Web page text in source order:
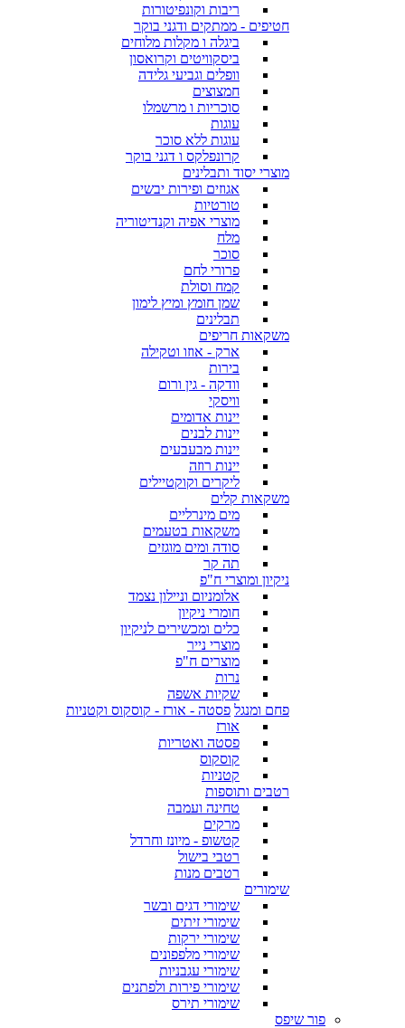
ריבות וקונפיטורות
חטיפים - ממתקים ודגני בוקר
ביגלה ו מקלות מלוחים
ביסקוויטים וקרואסון
וופלים וגביעי גלידה
חמצוצים
סוכריות ו מרשמלו
עוגות
עוגות ללא סוכר
קרונפלקס ו דגני בוקר
מוצרי יסוד ותבלינים
אגוזים ופירות יבשים
טורטיות
מוצרי אפיה וקנדיטוריה
מלח
סוכר
פרורי לחם
קמח וסולת
שמן חומץ ומיץ לימון
תבלינים
משקאות חריפים
ארק - אוזו וטקילה
בירות
וודקה - גין ורום
וויסקי
יינות אדומים
יינות לבנים
יינות מבעבעים
יינות רוזה
ליקרים וקוקטיילים
משקאות קלים
מים מינרליים
משקאות בטעמים
סודה ומים מוגזים
תה קר
ניקיון ומוצרי ח"פ
אלומניום וניילון נצמד
חומרי ניקיון
כלים ומכשירים לניקיון
מוצרי נייר
מוצרים ח"פ
נרות
שקיות אשפה
פחם ומנגל פסטה - אורז - קוסקוס וקטניות
אורז
פסטה ואטריות
קוסקוס
קטניות
רטבים ותוספות
טחינה ועמבה
מרקים
קטשופ - מיונז וחרדל
רטבי בישול
רטבים מנות
שימורים
שימורי דגים ובשר
שימורי זיתים
שימורי ירקות
שימורי מלפפונים
שימורי עגבניות
שימורי פירות ולפתנים
שימורי תירס
פור שיפס